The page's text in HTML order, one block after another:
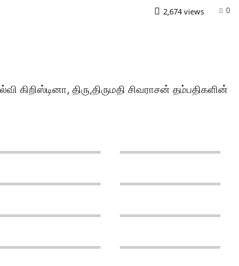
0
2,674 views
கிறிஸ்டினா, திரு,திருமதி சிவராசன் தம்பதிகளின்